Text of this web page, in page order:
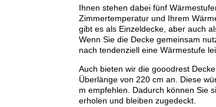
Ihnen stehen dabei fünf
Zimmertemperatur und Ihrem
gibt es als Einzeldecke, aber auch
Wenn Sie die Decke gemeinsam
nach tendenziell eine Wärmestufe
Auch bieten wir die gooodrest
Überlänge von 220 cm an. Diese
m empfehlen. Dadurch können Sie
erholen und bleiben zugedeckt.